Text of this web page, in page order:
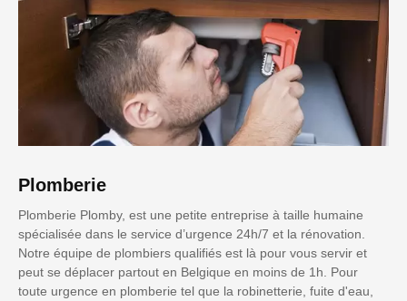
Plomberie
Plomberie Plomby, est une petite entreprise à taille humaine
spécialisée dans le service d’urgence 24h/7 et la rénovation.
Notre équipe de plombiers qualifiés est là pour vous servir et
peut se déplacer partout en Belgique en moins de 1h. Pour
toute urgence en plomberie tel que la robinetterie, fuite d'eau,